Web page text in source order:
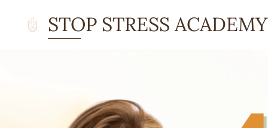
STOP STRESS ACADEMY